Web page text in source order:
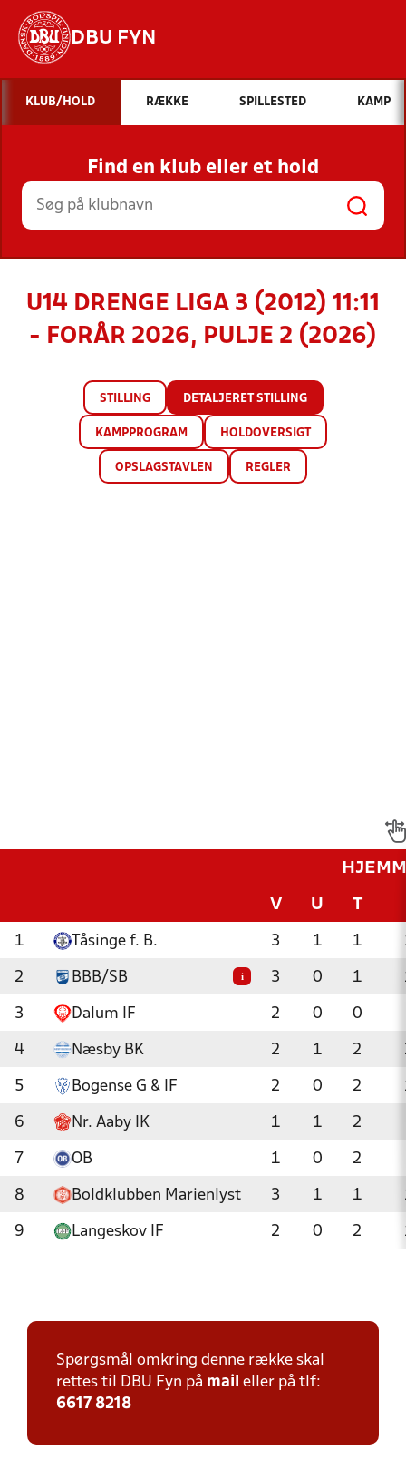
DBU FYN
Hvad vil du søge efter?
INDHOLD OG NYHEDER
STILLINGER, RESULTATER, KLUBBER OG
HOLD
KLUB/HOLD RÆKKE SPILLESTED KAMP
Find en klub eller et hold
U14 DRENGE LIGA 3 (2012) 11:11
- FORÅR 2026, PULJE 2 (2026)
STILLING DETALJERET STILLING
KAMPPROGRAM HOLDOVERSIGT
OPSLAGSTAVLEN REGLER
V U T
1 Tåsinge f. B. 3 1 1
2 BBB/SB i 3 0 1
3 Dalum IF 2 0 0
4 Næsby BK 2 1 2
5 Bogense G & IF 2 0 2
6 Nr. Aaby IK 1 1 2
7 OB 1 0 2
8 Boldklubben Marienlyst 3 1 1
9 Langeskov IF 2 0 2
Spørgsmål omkring denne række skal
rettes til DBU Fyn på mail eller på tlf:
6617 8218